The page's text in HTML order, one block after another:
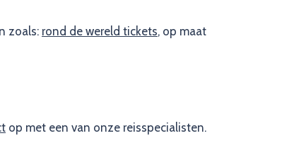
zoals: rond de wereld tickets, op maat
op met een van onze reisspecialisten.